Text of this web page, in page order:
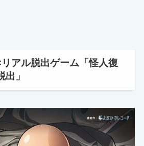
アル脱出ゲーム「怪人復
」